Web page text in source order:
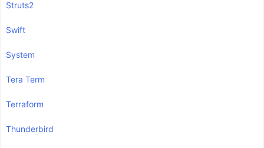
Struts2
Swift
System
Tera Term
Terraform
Thunderbird